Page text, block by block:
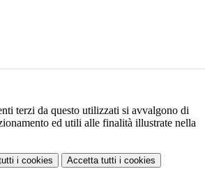
terzi da questo utilizzati si avvalgono di
ed utili alle finalità illustrate nella
i cookies Accetta tutti i cookies